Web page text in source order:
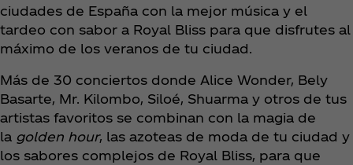
ciudades de España con la mejor música y el
tardeo con sabor a Royal Bliss para que disfrutes al
máximo de los veranos de tu ciudad.
Más de 30 conciertos donde Alice Wonder, Bely
Basarte, Mr. Kilombo, Siloé, Shuarma y otros de tus
artistas favoritos se combinan con la magia de
la golden hour, las azoteas de moda de tu ciudad y
los sabores complejos de Royal Bliss, para que